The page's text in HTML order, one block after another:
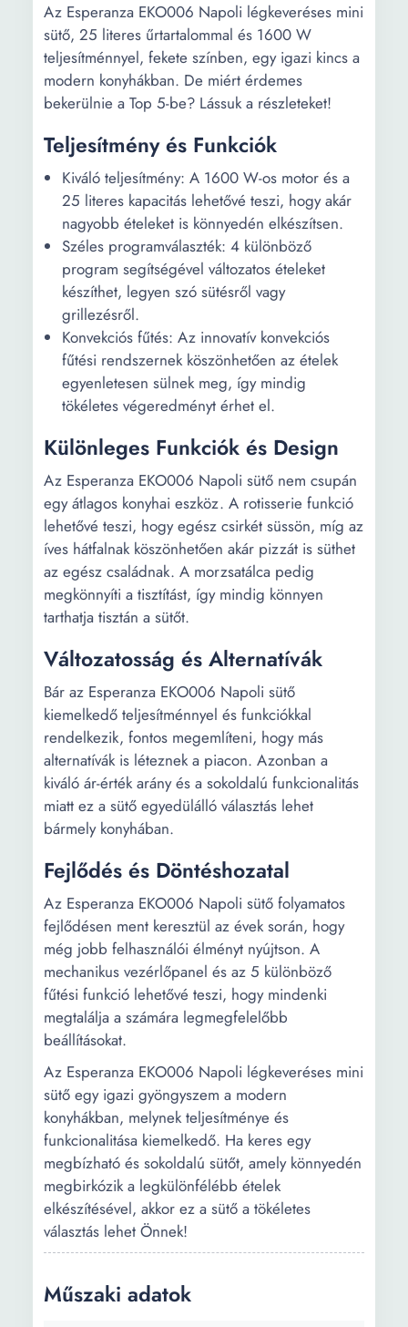
Az Esperanza EKO006 Napoli légkeveréses mini
sütő, 25 literes űrtartalommal és 1600 W
teljesítménnyel, fekete színben, egy igazi kincs a
modern konyhákban. De miért érdemes
bekerülnie a Top 5-be? Lássuk a részleteket!
Teljesítmény és Funkciók
Kiváló teljesítmény: A 1600 W-os motor és a
25 literes kapacitás lehetővé teszi, hogy akár
nagyobb ételeket is könnyedén elkészítsen.
Széles programválaszték: 4 különböző
program segítségével változatos ételeket
készíthet, legyen szó sütésről vagy
grillezésről.
Konvekciós fűtés: Az innovatív konvekciós
fűtési rendszernek köszönhetően az ételek
egyenletesen sülnek meg, így mindig
tökéletes végeredményt érhet el.
Különleges Funkciók és Design
Az Esperanza EKO006 Napoli sütő nem csupán
egy átlagos konyhai eszköz. A rotisserie funkció
lehetővé teszi, hogy egész csirkét süssön, míg az
íves hátfalnak köszönhetően akár pizzát is süthet
az egész családnak. A morzsatálca pedig
megkönnyíti a tisztítást, így mindig könnyen
tarthatja tisztán a sütőt.
Változatosság és Alternatívák
Bár az Esperanza EKO006 Napoli sütő
kiemelkedő teljesítménnyel és funkciókkal
rendelkezik, fontos megemlíteni, hogy más
alternatívák is léteznek a piacon. Azonban a
kiváló ár-érték arány és a sokoldalú funkcionalitás
miatt ez a sütő egyedülálló választás lehet
bármely konyhában.
Fejlődés és Döntéshozatal
Az Esperanza EKO006 Napoli sütő folyamatos
fejlődésen ment keresztül az évek során, hogy
még jobb felhasználói élményt nyújtson. A
mechanikus vezérlőpanel és az 5 különböző
fűtési funkció lehetővé teszi, hogy mindenki
megtalálja a számára legmegfelelőbb
beállításokat.
Az Esperanza EKO006 Napoli légkeveréses mini
sütő egy igazi gyöngyszem a modern
konyhákban, melynek teljesítménye és
funkcionalitása kiemelkedő. Ha keres egy
megbízható és sokoldalú sütőt, amely könnyedén
megbirkózik a legkülönfélébb ételek
elkészítésével, akkor ez a sütő a tökéletes
választás lehet Önnek!
Műszaki adatok